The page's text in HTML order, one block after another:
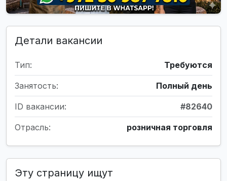
Детали вакансии
Тип: Требуются
Занятость: Полный день
ID вакансии: #82640
Отрасль: розничная торговля
Эту страницу ищут